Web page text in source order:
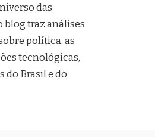
das
blog traz análises
política, as
tecnológicas,
do Brasil e do